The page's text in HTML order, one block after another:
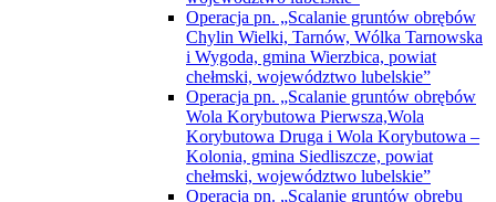
Operacja pn. „Scalanie gruntów obrębów
Chylin Wielki, Tarnów, Wólka Tarnowska
i Wygoda, gmina Wierzbica, powiat
chełmski, województwo lubelskie”
Operacja pn. „Scalanie gruntów obrębów
Wola Korybutowa Pierwsza,Wola
Korybutowa Druga i Wola Korybutowa –
Kolonia, gmina Siedliszcze, powiat
chełmski, województwo lubelskie”
Operacja pn. „Scalanie gruntów obrębu